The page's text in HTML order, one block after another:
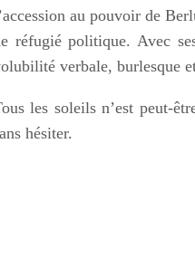
au pouvoir de
réfugié politique. Avec
verbale, burlesque
les soleils n’est peut-
hésiter.